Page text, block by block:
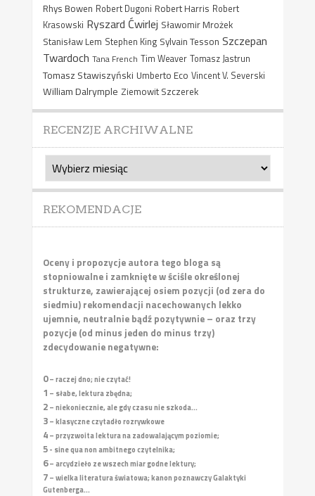
Rhys Bowen Robert Dugoni Robert Harris Robert
Krasowski Ryszard Ćwirlej Sławomir Mrożek
Stanisław Lem Stephen King Sylvain Tesson Szczepan
Twardoch Tana French Tim Weaver Tomasz Jastrun
Tomasz Stawiszyński Umberto Eco Vincent V. Severski
William Dalrymple Ziemowit Szczerek
RECENZJE ARCHIWALNE
Recenzje
archiwalne
REKOMENDACJE
Oceny i propozycje autora tego bloga są
stopniowalne i zamknięte w ściśle określonej
strukturze, zawierającej osiem pozycji (od zera do
siedmiu) rekomendacji nacechowanych lekko
ujemnie, neutralnie bądź pozytywnie – oraz trzy
pozycje (od minus jeden do minus trzy)
zdecydowanie negatywne:
0– raczej dno; nie czytać!
1 – słabe, lektura zbędna;
2– niekoniecznie, ale gdy czasu nie szkoda...
3– klasyczne czytadło rozrywkowe
4– przyzwoita lektura na zadowalającym poziomie;
5- sine qua non ambitnego czytelnika;
6– arcydzieło ze wszech miar godne lektury;
7– wielka literatura światowa; kanon poznawczy Galaktyki
Gutenberga...